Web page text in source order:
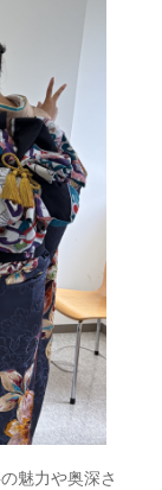
魅力や奥深さ